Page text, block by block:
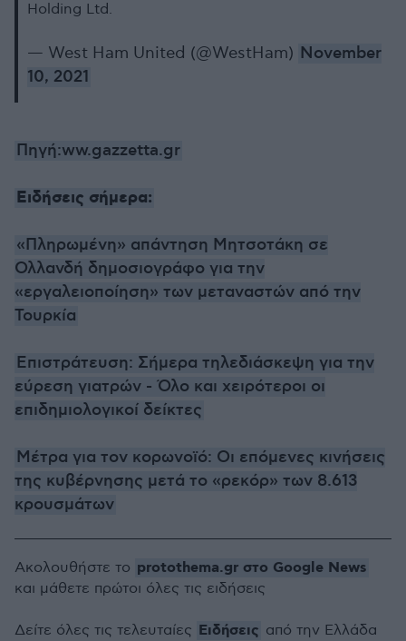
Holding Ltd.
— West Ham United (@WestHam) November
10, 2021
Πηγή:ww.gazzetta.gr
Ειδήσεις σήμερα:
«Πληρωμένη» απάντηση Μητσοτάκη σε
Ολλανδή δημοσιογράφο για την
«εργαλειοποίηση» των μεταναστών από την
Τουρκία
Επιστράτευση: Σήμερα τηλεδιάσκεψη για την
εύρεση γιατρών - Όλο και χειρότεροι οι
επιδημιολογικοί δείκτες
Μέτρα για τον κορωνοϊό: Οι επόμενες κινήσεις
της κυβέρνησης μετά το «ρεκόρ» των 8.613
κρουσμάτων
Ακολουθήστε το protothema.gr στο Google News
και μάθετε πρώτοι όλες τις ειδήσεις
Δείτε όλες τις τελευταίες Ειδήσεις από την Ελλάδα